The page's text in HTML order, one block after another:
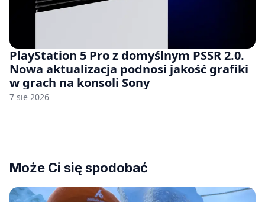
PlayStation 5 Pro z domyślnym PSSR 2.0.
Nowa aktualizacja podnosi jakość grafiki
w grach na konsoli Sony
7 sie 2026
Może Ci się spodobać